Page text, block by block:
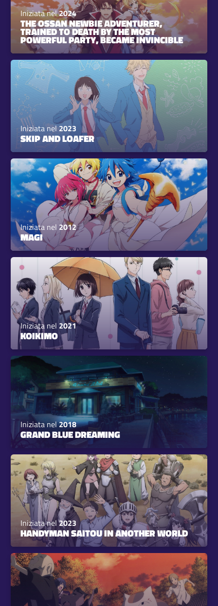
Iniziata nel2024
THE OSSAN NEWBIE ADVENTURER,
TRAINED TO DEATH BY THE MOST
POWERFUL PARTY, BECAME INVINCIBLE
Iniziata nel2023
SKIP AND LOAFER
Iniziata nel2012
MAGI
Iniziata nel 2021
KOIKIMO
Iniziata nel2018
GRAND BLUE DREAMING
Iniziata nel2023
HANDYMAN SAITOU IN ANOTHER WORLD